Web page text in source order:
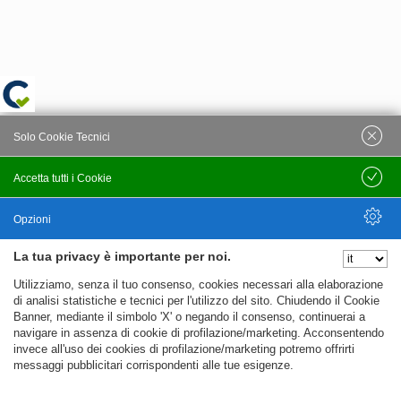
La tua privacy è importante per noi.
Utilizziamo, senza il tuo consenso, cookies necessari alla elaborazione
di analisi statistiche e tecnici per l'utilizzo del sito. Chiudendo il Cookie
Banner, mediante il simbolo 'X' o negando il consenso, continuerai a
navigare in assenza di cookie di profilazione/marketing. Acconsentendo
invece all'uso dei cookies di profilazione/marketing potremo offrirti
messaggi pubblicitari corrispondenti alle tue esigenze.
Accetta tutti i Cookie
Solo Cookie Tecnici
Salva
Opzioni
Nascondi Opzioni